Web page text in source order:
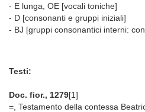
- E lunga, OE [vocali toniche]
- D [consonanti e gruppi iniziali]
- BJ [gruppi consonantici interni:
Testi:
Doc. fior., 1279[1]
=, Testamento della contessa